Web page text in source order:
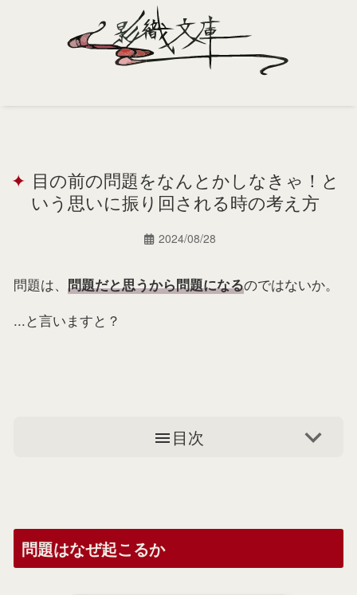
Portfolio
Support
目の前の問題をなんとかしなきゃ！と
いう思いに振り回される時の考え方
2024/08/28
問題は、 問題だと思うから問題になるのではないか。
...と言いますと？
目次
問題はなぜ起こるか